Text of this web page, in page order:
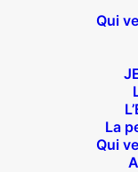
Qui
La
Qui
14 bis rue
Joffrin /